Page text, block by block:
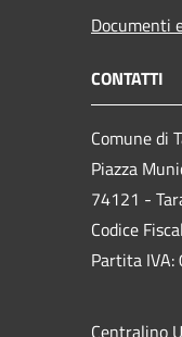
Documenti
CONTATTI
Comune di
Piazza
74121 -
Codice
Partita
Centralino